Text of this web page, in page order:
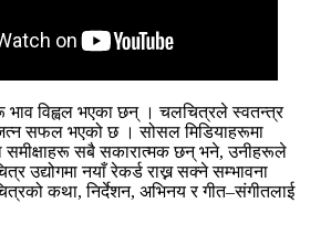
भाव विह्वल भएका छन् । चलचित्रले स्वतन्त्र
सफल भएको छ । सोसल मिडियाहरूमा
समीक्षाहरू सबै सकारात्मक छन् भने, उनीहरूले
उद्योगमा नयाँ रेकर्ड राख्न सक्ने सम्भावना
कथा, निर्देशन, अभिनय र गीत–संगीतलाई